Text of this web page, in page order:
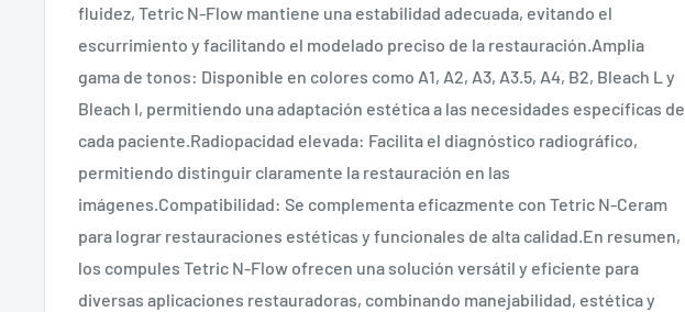
fluidez, Tetric N-Flow mantiene una estabilidad adecuada, evitando el
escurrimiento y facilitando el modelado preciso de la restauración.Amplia
gama de tonos: Disponible en colores como A1, A2, A3, A3.5, A4, B2, Bleach L y
Bleach I, permitiendo una adaptación estética a las necesidades específicas de
cada paciente.Radiopacidad elevada: Facilita el diagnóstico radiográfico,
permitiendo distinguir claramente la restauración en las
imágenes.Compatibilidad: Se complementa eficazmente con Tetric N-Ceram
para lograr restauraciones estéticas y funcionales de alta calidad.En resumen,
los compules Tetric N-Flow ofrecen una solución versátil y eficiente para
diversas aplicaciones restauradoras, combinando manejabilidad, estética y